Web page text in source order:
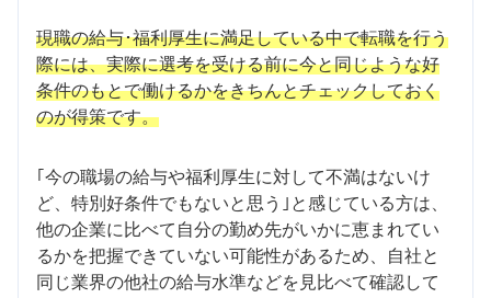
現職の給与･福利厚生に満足している中で転職を行う
際には、実際に選考を受ける前に今と同じような好
条件のもとで働けるかをきちんとチェックしておく
のが得策です。
｢今の職場の給与や福利厚生に対して不満はないけ
ど、特別好条件でもないと思う｣と感じている方は、
他の企業に比べて自分の勤め先がいかに恵まれてい
るかを把握できていない可能性があるため、自社と
同じ業界の他社の給与水準などを見比べて確認して